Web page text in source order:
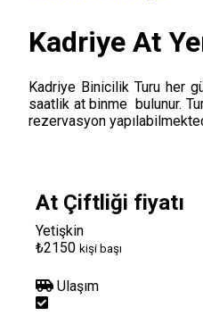
Kadriye At
Kadriye Binicilik Turu her
saatlik at binme bulunur.
rezervasyon
At Çiftliği fiyatı
Yetişkin
₺2150 kişi başı
Ulaşım